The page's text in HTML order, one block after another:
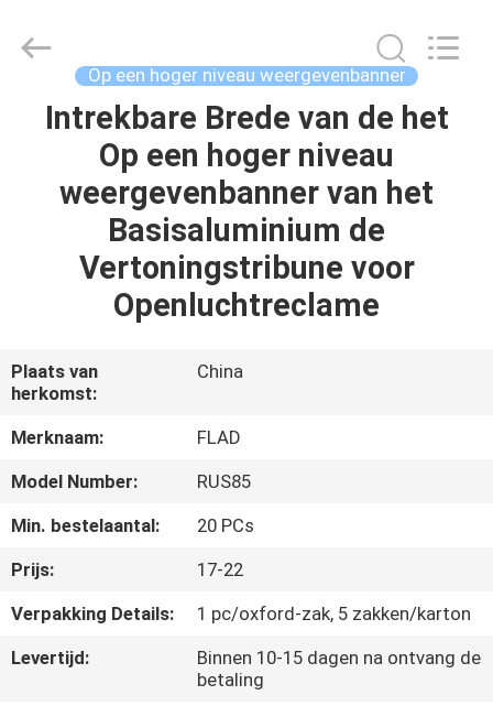
THUIS
PRODUCTEN
FABRIEKSTOCHT
KWALITEITSCONTROLE
CONTACT
MET
ONS
OP
Co.,Ltd.
Op een hoger niveau weergevenbanner
Intrekbare Brede van de het
Op een hoger niveau
weergevenbanner van het
Basisaluminium de
Vertoningstribune voor
Openluchtreclame
Plaats van
herkomst:
China
Merknaam:
FLAD
Model Number:
RUS85
Min. bestelaantal:
20 PCs
Prijs:
17-22
Verpakking Details:
1 pc/oxford-zak, 5 zakken/karton
Levertijd:
Binnen 10-15 dagen na ontvang de
betaling